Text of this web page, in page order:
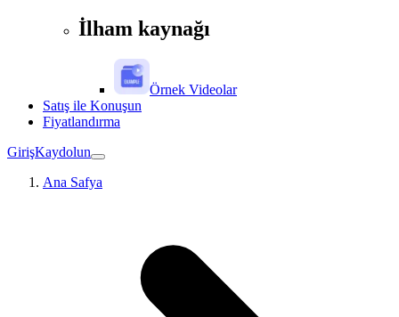
İlham kaynağı
Örnek Videolar
Satış ile Konuşun
Fiyatlandırma
GirişKaydolun
Ana Safya